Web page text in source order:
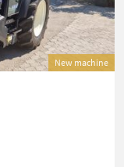
New machine